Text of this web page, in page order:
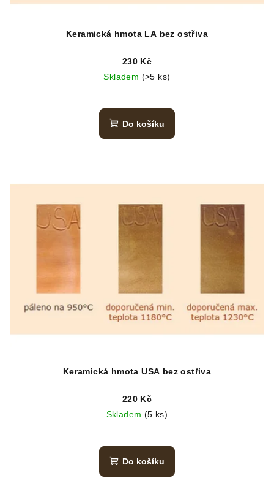
Keramická hmota LA bez ostřiva
230 Kč
Skladem (>5 ks)
Do košíku
Keramická hmota USA bez ostřiva
220 Kč
Skladem (5 ks)
Do košíku